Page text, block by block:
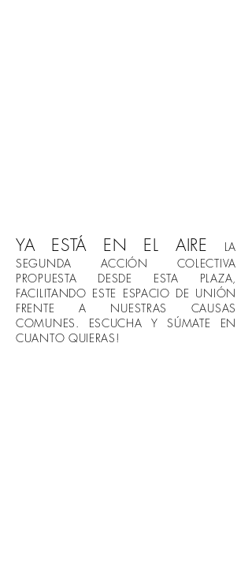
YA ESTÁ EN EL AIRE
LA
SEGUNDA ACCIÓN COLECTIVA
PROPUESTA DESDE ESTA PLAZA,
FACILITANDO ESTE ESPACIO DE UNIÓN
FRENTE A NUESTRAS CAUSAS
COMUNES. ESCUCHA Y SÚMATE EN
CUANTO QUIERAS!